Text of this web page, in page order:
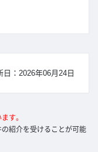
日：2026年06月24日
す。
紹介を受けることが可能